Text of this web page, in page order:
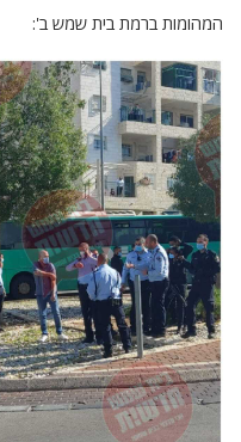
המהומות ברמת בית שמש ב':